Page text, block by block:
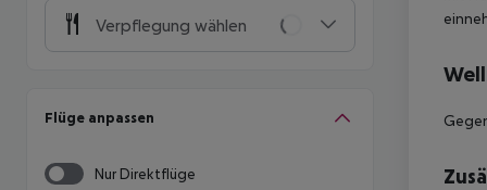
Verpflegung wählen
Flüge anpassen
Nur Direktflüge